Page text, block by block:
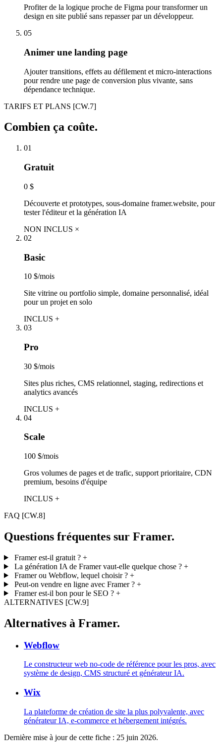
Profiter de la logique proche de Figma pour transformer un
design en site publié sans repasser par un développeur.
05
Animer une landing page
Ajouter transitions, effets au défilement et micro-interactions
pour rendre une page de conversion plus vivante, sans
dépendance technique.
TARIFS ET PLANS [CW.7]
Combien ça coûte.
01
Gratuit
0 $
Découverte et prototypes, sous-domaine framer.website, pour
tester l'éditeur et la génération IA
NON INCLUS ×
02
Basic
10 $/mois
Site vitrine ou portfolio simple, domaine personnalisé, idéal
pour un projet en solo
INCLUS +
03
Pro
30 $/mois
Sites plus riches, CMS relationnel, staging, redirections et
analytics avancés
INCLUS +
04
Scale
100 $/mois
Gros volumes de pages et de trafic, support prioritaire, CDN
premium, besoins d'équipe
INCLUS +
FAQ [CW.8]
Questions fréquentes sur Framer.
Framer est-il gratuit ? +
La génération IA de Framer vaut-elle quelque chose ? +
Framer ou Webflow, lequel choisir ? +
Peut-on vendre en ligne avec Framer ? +
Framer est-il bon pour le SEO ? +
ALTERNATIVES [CW.9]
Alternatives à Framer.
Webflow
Le constructeur web no-code de référence pour les pros, avec
système de design, CMS structuré et générateur IA.
Wix
La plateforme de création de site la plus polyvalente, avec
générateur IA, e-commerce et hébergement intégrés.
Dernière mise à jour de cette fiche : 25 juin 2026.